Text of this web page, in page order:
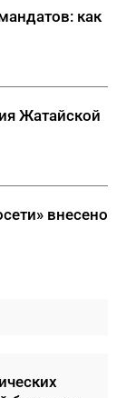
как
Жатайской
внесено